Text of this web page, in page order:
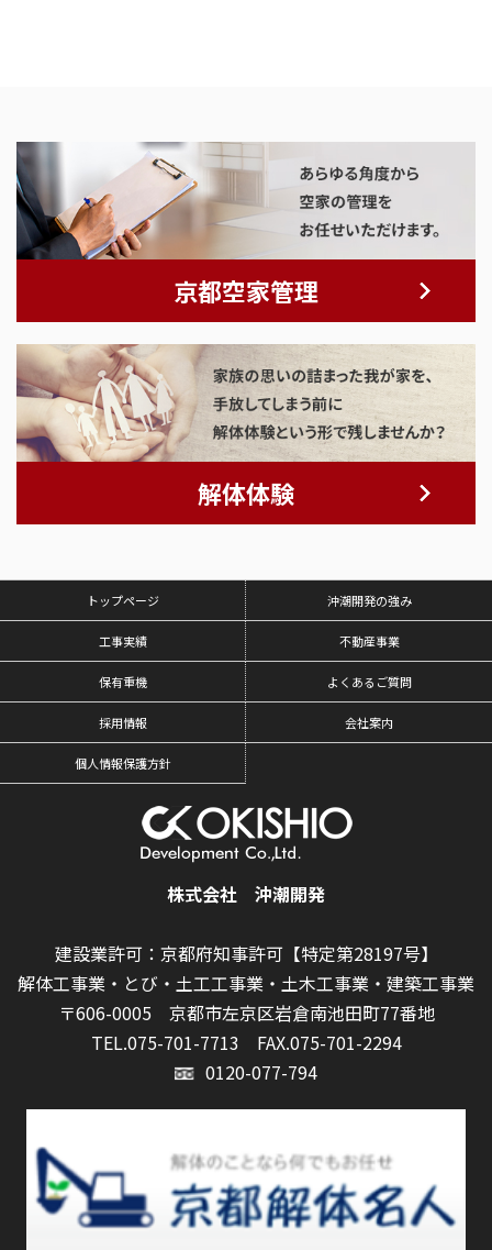
京都空家管理
解体体験
トップページ 沖潮開発の強み
工事実績 不動産事業
保有重機 よくあるご質問
採用情報 会社案内
個人情報保護方針
株式会社 沖潮開発
建設業許可：京都府知事許可【特定第28197号】
解体工事業・とび・土工工事業・土木工事業・建築工事業
〒606-0005 京都市左京区岩倉南池田町77番地
TEL.075-701-7713 FAX.075-701-2294
0120-077-794